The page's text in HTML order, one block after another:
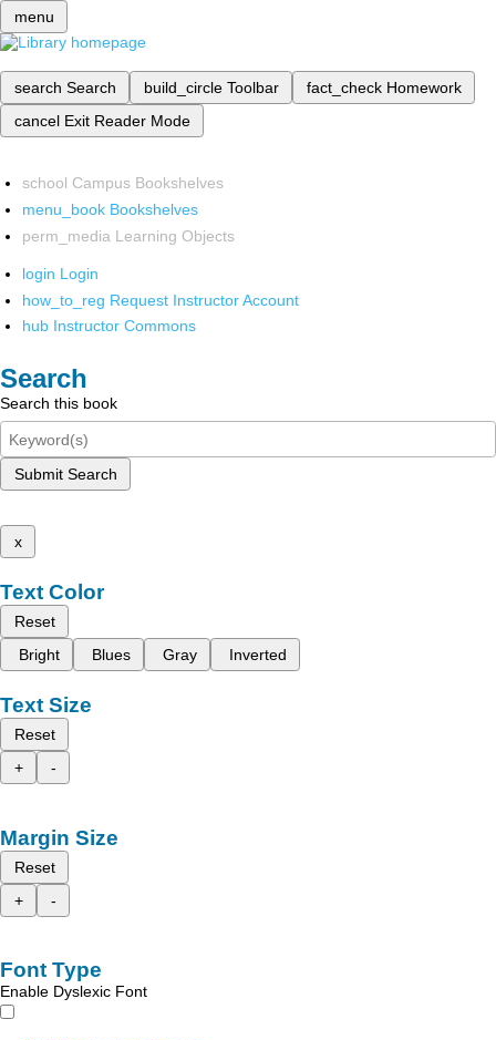
menu
search Search build_circle Toolbar fact_check Homework
cancel Exit Reader Mode
school Campus Bookshelves
menu_book Bookshelves
perm_media Learning Objects
login Login
how_to_reg Request Instructor Account
hub Instructor Commons
Search
Search this book
Submit Search
x
Text Color
Reset
Bright
Blues Gray Inverted
Text Size
Reset
+
-
Margin Size
Reset
+
-
Font Type
Enable Dyslexic Font